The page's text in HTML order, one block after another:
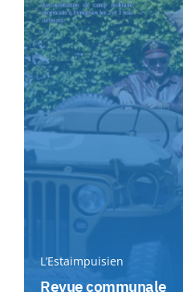
L’Estaimpuisien
Revue communale